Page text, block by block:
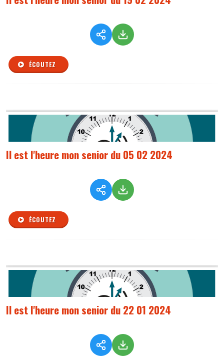
ÉCOUTEZ
Il est l'heure mon senior du 05 02 2024
ÉCOUTEZ
Il est l'heure mon senior du 22 01 2024